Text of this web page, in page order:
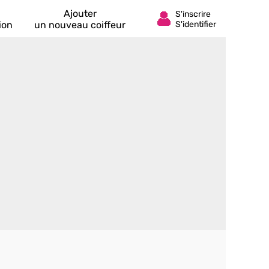
Ajouter
un nouveau coiffeur